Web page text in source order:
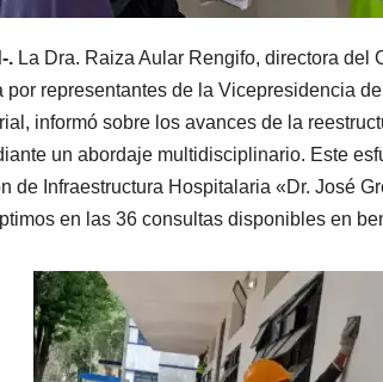
. La Dra. Raiza Aular Rengifo, directora
representantes de la Vicepresidencia
informó sobre los avances de la
un abordaje multidisciplinario. Este
de Infraestructura Hospitalaria «Dr. José
en las 36 consultas disponibles en